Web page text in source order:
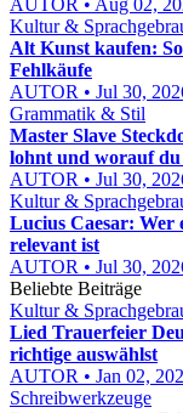
AUTOR • Aug 02,
Kultur &
Alt Kunst kaufen:
Fehlkäufe
AUTOR • Jul 30,
Grammatik & Stil
Master Slave
lohnt und worauf du
AUTOR • Jul 30,
Kultur &
Lucius Caesar: Wer
relevant ist
AUTOR • Jul 30,
Beliebte Beiträge
Kultur &
Lied Trauerfeier
richtige auswählst
AUTOR • Jan 02,
Schreibwerkzeuge